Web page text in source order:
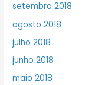
setembro 2018
agosto 2018
julho 2018
junho 2018
maio 2018